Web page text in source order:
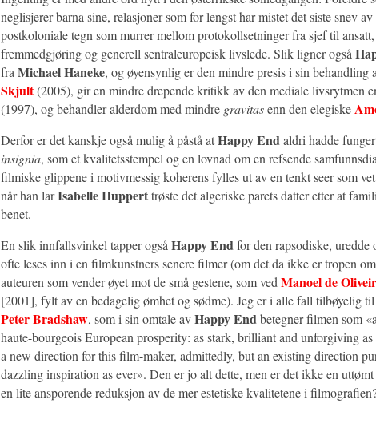
neglisjerer barna sine, relasjoner som for lengst har mistet det siste snev
postkoloniale tegn som murrer mellom protokollsetninger fra sjef til
fremmedgjøring og generell sentraleuropeisk livslede. Slik ligner også
fra Michael Haneke, og øyensynlig er den mindre presis i sin behandling
Skjult(2005), gir en mindre drepende kritikk av den mediale livsrytmen
(1997), og behandler alderdom med mindre gravitasenn den elegiske
Derfor er det kanskje også mulig å påstå atHappy Endaldri hadde
insignia, som et kvalitetsstempel og en lovnad om en refsende
filmiske glippene i motivmessig koherens fylles ut av en tenkt seer som
når han larIsabelle Hupperttrøste det algeriske parets datter etter at
benet.
En slik innfallsvinkel tapper også Happy Endfor den rapsodiske, uredde
ofte leses inn i en filmkunstners senere filmer (om det da ikke er tropen
auteuren som vender øyet mot de små gestene, som ved Manoel de
[2001], fylt av en bedagelig ømhet og sødme). Jeg er i alle fall tilbøyelig
Peter Bradshaw, som i sin omtale avHappy Endbetegner filmen som
haute-bourgeois European prosperity: as stark, brilliant and unforgiving
a new direction for this film-maker, admittedly, but an existing direction
dazzling inspiration as ever». Den er jo alt dette, men er det ikke en
en lite ansporende reduksjon av de mer estetiske kvalitetene i